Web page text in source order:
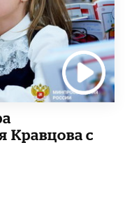
Кравцова с